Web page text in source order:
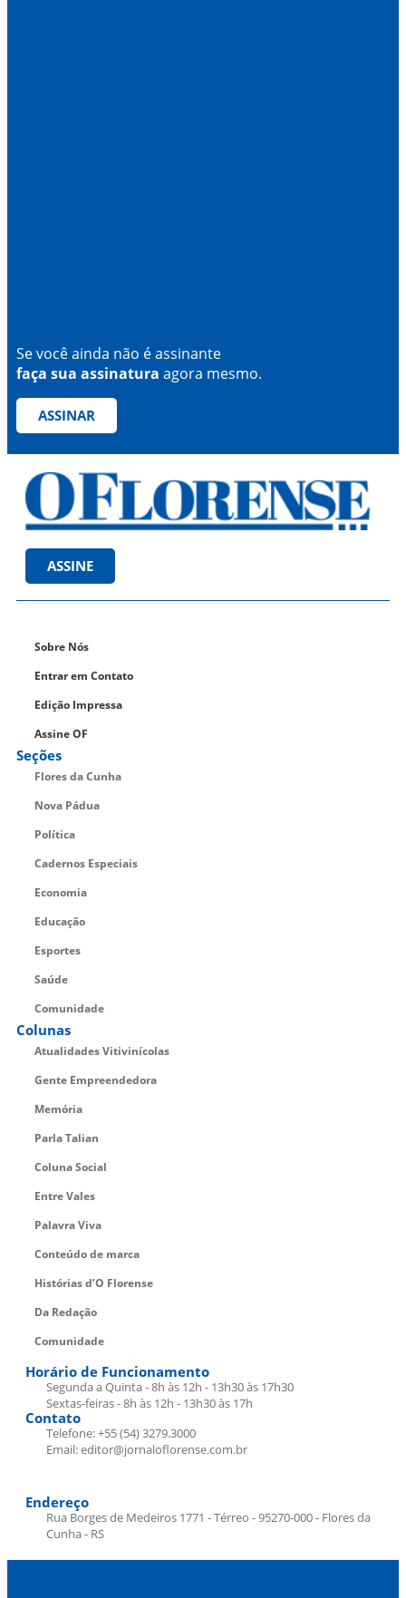
Se você ainda não é assinante
faça sua assinatura agora mesmo.
ASSINAR
ASSINE
Sobre Nós
Entrar em Contato
Edição Impressa
Assine OF
Seções
Flores da Cunha
Nova Pádua
Política
Cadernos Especiais
Economia
Educação
Esportes
Saúde
Comunidade
Colunas
Atualidades Vitivinícolas
Gente Empreendedora
Memória
Parla Talian
Coluna Social
Entre Vales
Palavra Viva
Conteúdo de marca
Histórias d’O Florense
Da Redação
Comunidade
Horário de Funcionamento
Segunda a Quinta - 8h às 12h - 13h30 às 17h30
Sextas-feiras - 8h às 12h - 13h30 às 17h
Contato
Telefone: +55 (54) 3279.3000
Email: editor@jornaloflorense.com.br
Endereço
Rua Borges de Medeiros 1771 - Térreo - 95270-000 - Flores da
Cunha - RS